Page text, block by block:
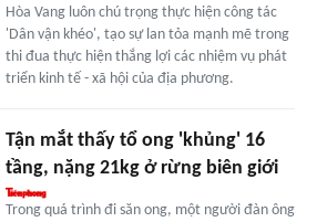
Hòa Vang luôn chú trọng thực hiện công tác
'Dân vận khéo', tạo sự lan tỏa mạnh mẽ trong
thi đua thực hiện thắng lợi các nhiệm vụ phát
triển kinh tế - xã hội của địa phương.
Tận mắt thấy tổ ong 'khủng' 16
tầng, nặng 21kg ở rừng biên giới
Trong quá trình đi săn ong, một người đàn ông